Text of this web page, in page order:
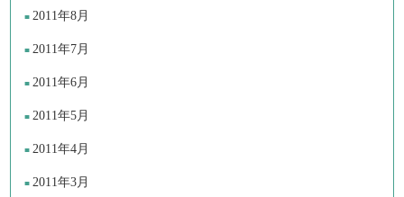
2011年8月
2011年7月
2011年6月
2011年5月
2011年4月
2011年3月